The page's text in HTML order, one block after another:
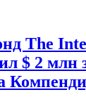
The
$ 2 млн